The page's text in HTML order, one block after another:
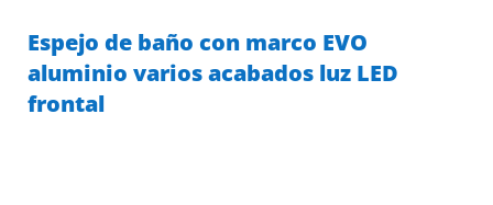
Espejo de baño con marco EVO
aluminio varios acabados luz LED
frontal